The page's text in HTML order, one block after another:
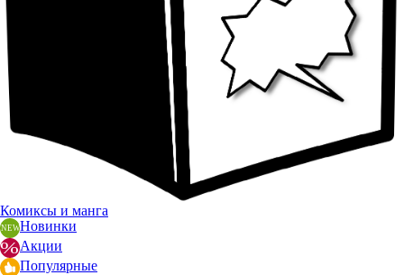
Комиксы и манга
Новинки
Акции
Популярные